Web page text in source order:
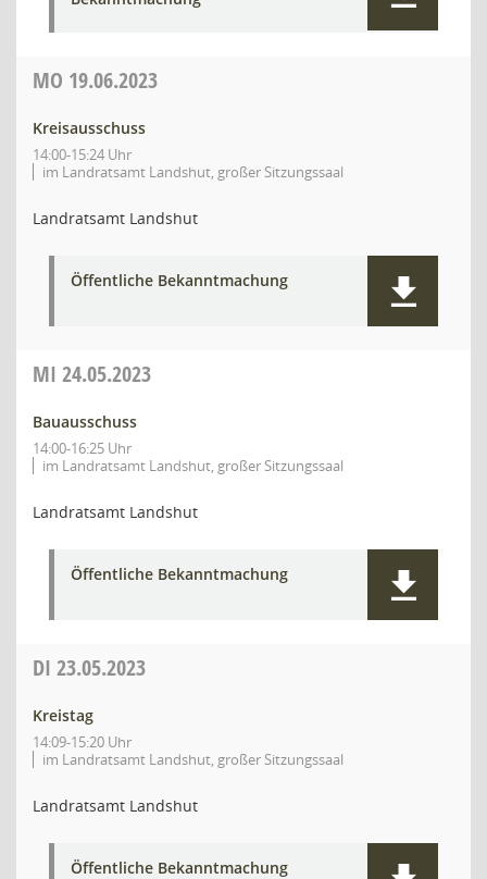
MO 19.06.2023
Kreisausschuss
14:00-15:24 Uhr
im Landratsamt Landshut, großer Sitzungssaal
Landratsamt Landshut
Öffentliche Bekanntmachung
MI 24.05.2023
Bauausschuss
14:00-16:25 Uhr
im Landratsamt Landshut, großer Sitzungssaal
Landratsamt Landshut
Öffentliche Bekanntmachung
DI 23.05.2023
Kreistag
14:09-15:20 Uhr
im Landratsamt Landshut, großer Sitzungssaal
Landratsamt Landshut
Öffentliche Bekanntmachung